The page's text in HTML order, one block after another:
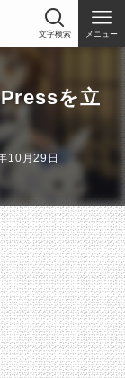
文字検索 メニュー
を立
10月29日